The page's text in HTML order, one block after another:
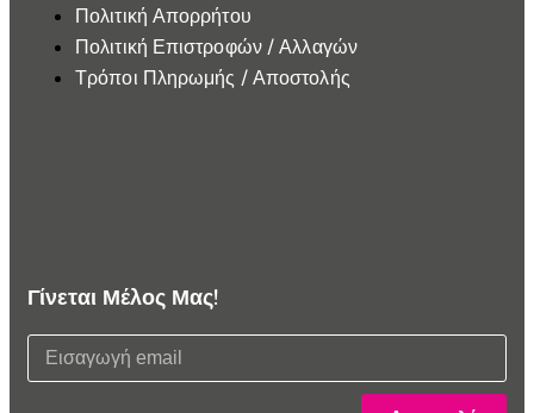
Πολιτική Απορρήτου
Πολιτική Επιστροφών / Αλλαγών
Τρόποι Πληρωμής / Αποστολής
Γίνεται Μέλος Μας!